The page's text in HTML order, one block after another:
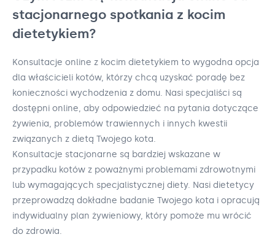
stacjonarnego spotkania z kocim
dietetykiem?
Konsultacje online z kocim dietetykiem to wygodna opcja
dla właścicieli kotów, którzy chcą uzyskać poradę bez
konieczności wychodzenia z domu. Nasi specjaliści są
dostępni online, aby odpowiedzieć na pytania dotyczące
żywienia, problemów trawiennych i innych kwestii
związanych z dietą Twojego kota.
Konsultacje stacjonarne są bardziej wskazane w
przypadku kotów z poważnymi problemami zdrowotnymi
lub wymagających specjalistycznej diety. Nasi dietetycy
przeprowadzą dokładne badanie Twojego kota i opracują
indywidualny plan żywieniowy, który pomoże mu wrócić
do zdrowia.